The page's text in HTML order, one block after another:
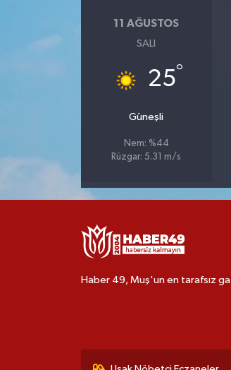
11 AĞUSTOS
SALI
25°
Güneşli
Nem: %44
Rüzgar: 5.31 m/s
Haber 49, Muş'un en tarafsız